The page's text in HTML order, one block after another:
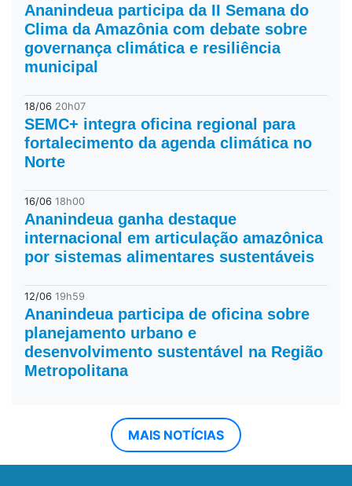
Ananindeua participa da II Semana do
Clima da Amazônia com debate sobre
governança climática e resiliência
municipal
18/06 20h07
SEMC+ integra oficina regional para
fortalecimento da agenda climática no
Norte
16/06 18h00
Ananindeua ganha destaque
internacional em articulação amazônica
por sistemas alimentares sustentáveis
12/06 19h59
Ananindeua participa de oficina sobre
planejamento urbano e
desenvolvimento sustentável na Região
Metropolitana
MAIS NOTÍCIAS